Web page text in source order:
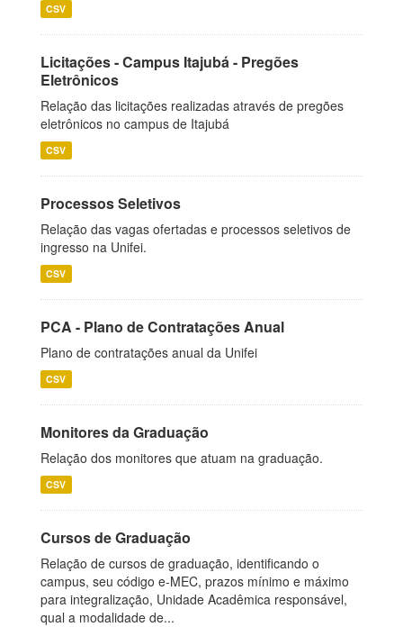
CSV
Licitações - Campus Itajubá - Pregões
Eletrônicos
Relação das licitações realizadas através de pregões
eletrônicos no campus de Itajubá
CSV
Processos Seletivos
Relação das vagas ofertadas e processos seletivos de
ingresso na Unifei.
CSV
PCA - Plano de Contratações Anual
Plano de contratações anual da Unifei
CSV
Monitores da Graduação
Relação dos monitores que atuam na graduação.
CSV
Cursos de Graduação
Relação de cursos de graduação, identificando o
campus, seu código e-MEC, prazos mínimo e máximo
para integralização, Unidade Acadêmica responsável,
qual a modalidade de...